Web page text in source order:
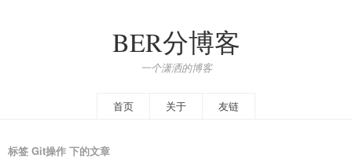
BER分博客
一个潇洒的博客
首页 关于 友链
标签 Git操作 下的文章